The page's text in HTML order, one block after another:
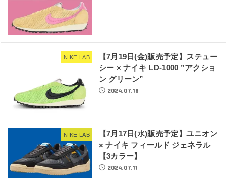
NIKE LAB
【7月19日(金)販売予定】ステュー
シー × ナイキ LD-1000 ”アクショ
ン グリーン”
2024.07.18
NIKE LAB
【7月17日(水)販売予定】ユニオン
× ナイキ フィールド ジェネラル
【3カラー】
2024.07.11